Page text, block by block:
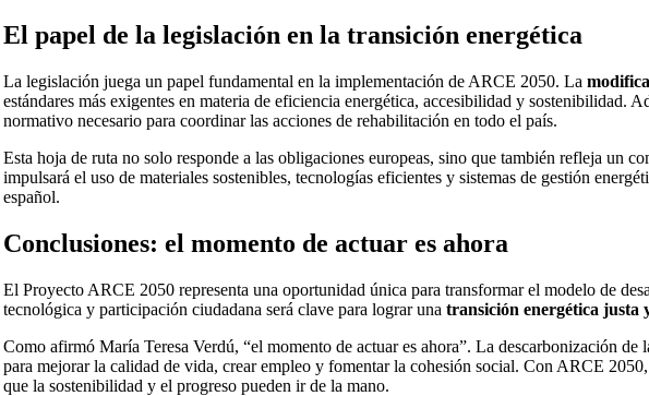
El papel de la legislación en la transición energética
La legislación juega un papel fundamental en la implementación de ARCE 2050. La
estándares más exigentes en materia de eficiencia energética, accesibilidad y sostenibilidad.
normativo necesario para coordinar las acciones de rehabilitación en todo el país.
Esta hoja de ruta no solo responde a las obligaciones europeas, sino que también refleja un
impulsará el uso de materiales sostenibles, tecnologías eficientes y sistemas de gestión
español.
Conclusiones: el momento de actuar es ahora
El Proyecto ARCE 2050 representa una oportunidad única para transformar el modelo de
tecnológica y participación ciudadana será clave para lograr unatransición energética justa
Como afirmó María Teresa Verdú, “el momento de actuar es ahora”. La descarbonización
para mejorar la calidad de vida, crear empleo y fomentar la cohesión social. Con ARCE
que la sostenibilidad y el progreso pueden ir de la mano.